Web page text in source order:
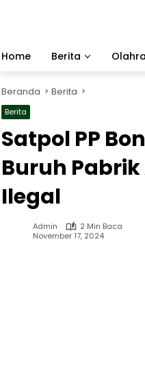
Home
Berita
Beranda Berita
Berita
Satpol PP
Buruh
Ilegal
Admin
2 Min Baca
November 17, 2024